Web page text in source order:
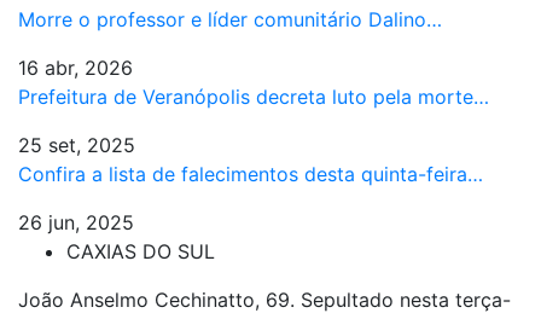
Morre o professor e líder comunitário Dalino…
16 abr, 2026
Prefeitura de Veranópolis decreta luto pela morte…
25 set, 2025
Confira a lista de falecimentos desta quinta-feira…
26 jun, 2025
CAXIAS DO SUL
João Anselmo Cechinatto, 69. Sepultado nesta terça-